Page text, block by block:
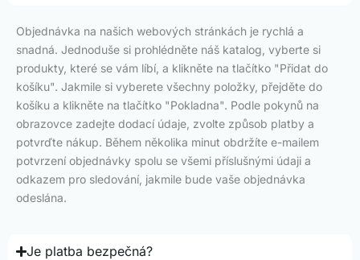
Objednávka na našich webových stránkách je rychlá a
snadná. Jednoduše si prohlédněte náš katalog, vyberte si
produkty, které se vám líbí, a klikněte na tlačítko "Přidat do
košíku". Jakmile si vyberete všechny položky, přejděte do
košíku a klikněte na tlačítko "Pokladna". Podle pokynů na
obrazovce zadejte dodací údaje, zvolte způsob platby a
potvrďte nákup. Během několika minut obdržíte e-mailem
potvrzení objednávky spolu se všemi příslušnými údaji a
odkazem pro sledování, jakmile bude vaše objednávka
odeslána.
Je platba bezpečná?